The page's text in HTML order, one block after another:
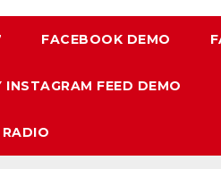
FACEBOOK DEMO
INSTAGRAM FEED DEMO